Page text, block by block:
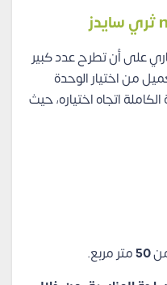
على أن تطرح عدد كبير
من اختيار الوحدة
اتجاه اختياره، حيث
50متر مربع.